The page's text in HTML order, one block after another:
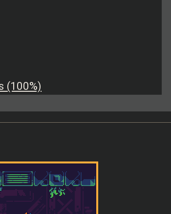
(100%)